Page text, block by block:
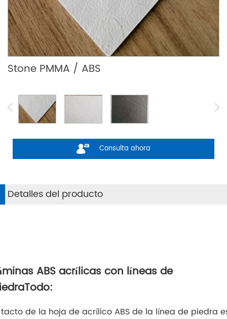
Stone PMMA / ABS
Consulta ahora
Detalles del producto
ABS acrílicas con líneas de
Todo:
tacto de la hoja de acrílico ABS de la línea de piedra